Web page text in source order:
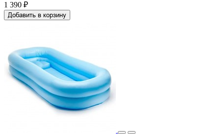
1 390 ₽
Добавить в корзину